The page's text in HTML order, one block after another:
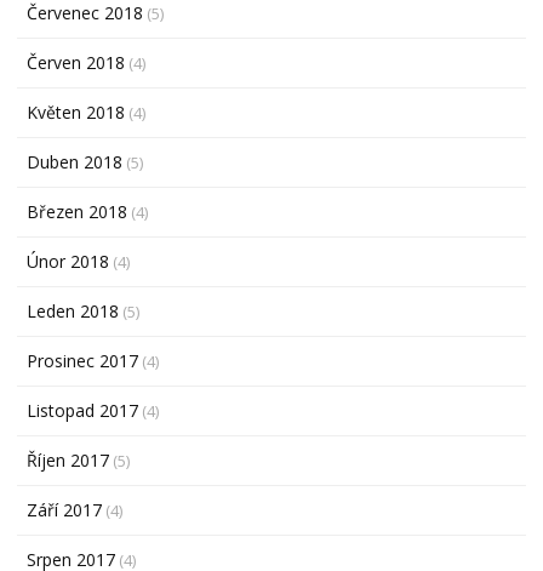
Červenec 2018 (5)
Červen 2018 (4)
Květen 2018 (4)
Duben 2018 (5)
Březen 2018 (4)
Únor 2018 (4)
Leden 2018 (5)
Prosinec 2017 (4)
Listopad 2017 (4)
Říjen 2017 (5)
Září 2017 (4)
Srpen 2017 (4)